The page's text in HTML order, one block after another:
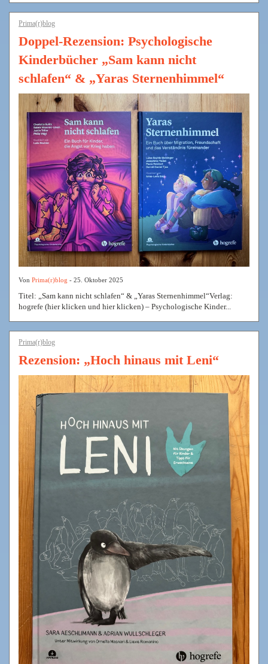
Prima(r)blog
Doppel-Rezension: Psychologische
Kinderbücher „Sam kann nicht
schlafen“ & „Yaras Sternenhimmel“
Von Prima(r)blog - 25. Oktober 2025
Titel: „Sam kann nicht schlafen“ & „Yaras Sternenhimmel“Verlag:
hogrefe (hier klicken und hier klicken) – Psychologische Kinder...
Prima(r)blog
Rezension: „Hoch hinaus mit Leni“